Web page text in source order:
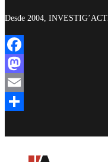
Desde 2004,
Facebook
Mastodon
Email